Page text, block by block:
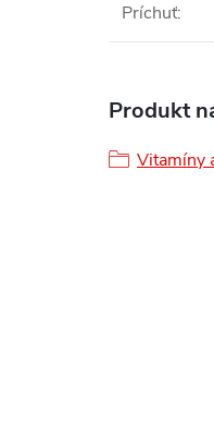
Príchuť:
Produkt
Vitamíny